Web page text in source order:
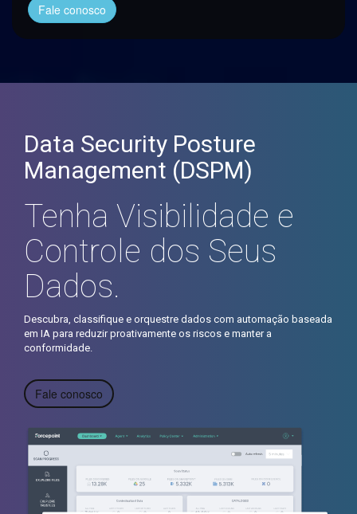
Fale conosco
Data Security Posture
Management (DSPM)
Tenha Visibilidade e
Controle dos Seus
Dados.
Descubra, classifique e orquestre dados com automação baseada
em IA para reduzir proativamente os riscos e manter a
conformidade.
Fale conosco